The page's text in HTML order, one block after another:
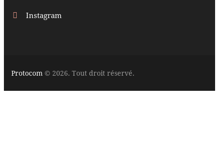
Instagram
Protocom © 2026. Tout droit réservé.